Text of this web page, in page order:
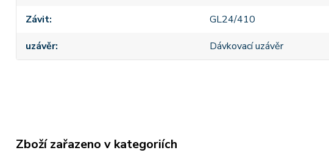
Závit
GL24/410
uzávěr
Dávkovací uzávěr
Zboží zařazeno v kategoriích